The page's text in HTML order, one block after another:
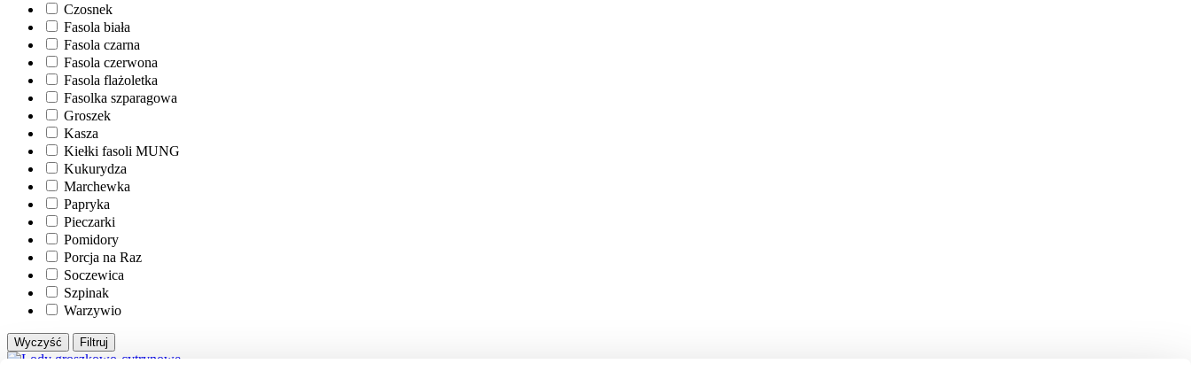
Czosnek
Fasola biała
Fasola czarna
Fasola czerwona
Fasola flażoletka
Fasolka szparagowa
Groszek
Kasza
Kiełki fasoli MUNG
Kukurydza
Marchewka
Papryka
Pieczarki
Pomidory
Porcja na Raz
Soczewica
Szpinak
Warzywio
Wyczyść Filtruj